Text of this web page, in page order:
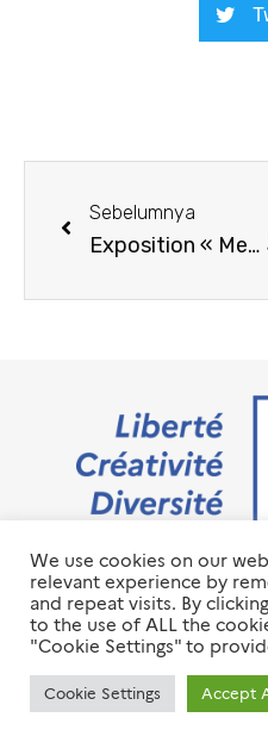
Sebelumnya
Exposition « Merangkai 3 Warna »
Jalan M.H. Thamrin
+6221
© 2020 All
INSTITUT
We use cookies on our
relevant experience by
and repeat visits. By
to the use of ALL the
"Cookie Settings" to
Cookie Settings Accept